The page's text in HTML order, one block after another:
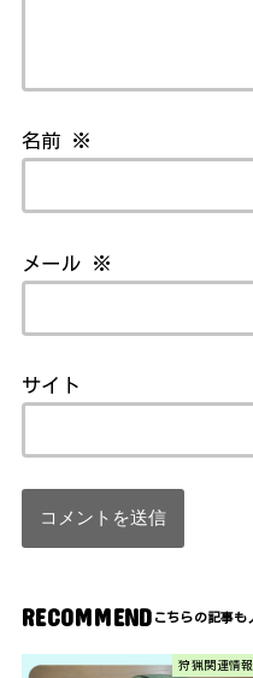
名前 ※
メール ※
サイト
RECOMMEND
狩猟関連情報